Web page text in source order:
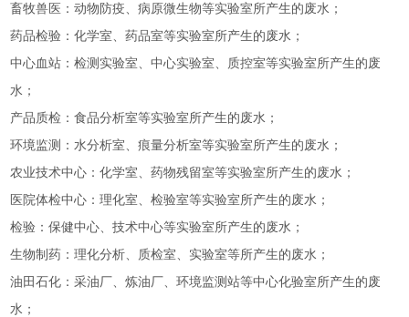
畜牧兽医：动物防疫、病原微生物等实验室所产生的废水；
药品检验：化学室、药品室等实验室所产生的废水；
中心血站：检测实验室、中心实验室、质控室等实验室所产生的废
水；
产品质检：食品分析室等实验室所产生的废水；
环境监测：水分析室、痕量分析室等实验室所产生的废水；
农业技术中心：化学室、药物残留室等实验室所产生的废水；
医院体检中心：理化室、检验室等实验室所产生的废水；
检验：保健中心、技术中心等实验室所产生的废水；
生物制药：理化分析、质检室、实验室等所产生的废水；
油田石化：采油厂、炼油厂、环境监测站等中心化验室所产生的废
水；